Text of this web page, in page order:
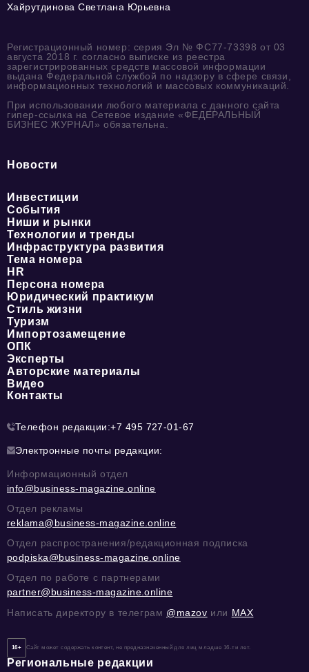
Хайрутдинова Светлана Юрьевна
Регистрационный номер: серия Эл № ФС77-73398 от 03
августа 2018 г. согласно выписке из реестра
зарегистрированных средств массовой информации
выдана Федеральной службой по надзору в сфере связи,
информационных технологий и массовых коммуникаций.
При использовании любого материала с данного сайта
гипер-ссылка на Сетевое издание «ФЕДЕРАЛЬНЫЙ
БИЗНЕС ЖУРНАЛ» обязательна.
Новости
Инвестиции
События
Ниши и рынки
Технологии и тренды
Инфраструктура развития
Тема номера
HR
Персона номера
Юридический практикум
Стиль жизни
Туризм
Импортозамещение
ОПК
Эксперты
Авторские материалы
Видео
Контакты
Телефон редакции:+7 495 727-01-67
Электронные почты редакции:
Информационный отдел
info@business-magazine.online
Отдел рекламы
reklama@business-magazine.online
Отдел распространения/редакционная подписка
podpiska@business-magazine.online
Отдел по работе с партнерами
partner@business-magazine.online
Написать директору в телеграм @mazov или MAX
16+ Сайт может содержать контент, не предназначенный для лиц младше 16-ти лет.
Региональные редакции